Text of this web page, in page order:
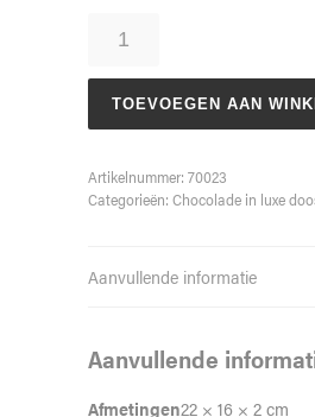
aantal
TOEVOEGEN AAN
Artikelnummer: 70023
Categorieën: Chocolade in luxe
Aanvullende informatie
Aanvullende
Afmetingen22 × 16 × 2 cm